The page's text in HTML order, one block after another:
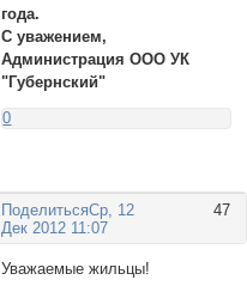
года.
С уважением,
Администрация ООО УК
"Губернский"
0
Поделиться 47
Ср, 12
Дек 2012 11:07
Уважаемые жильцы!